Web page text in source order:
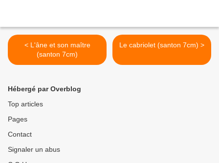
< L'âne et son maître
(santon 7cm)
Le cabriolet (santon 7cm) >
Hébergé par Overblog
Top articles
Pages
Contact
Signaler un abus